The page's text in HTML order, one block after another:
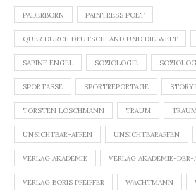
PADERBORN PAINTRESS POET
QUER DURCH DEUTSCHLAND UND DIE WELT
SABINE ENGEL SOZIOLOGIE
SPORTASSE SPORTREPORTAGE
TORSTEN LÖSCHMANN TRAUM
UNSICHTBAR-AFFEN UNSICHTBARAFFEN
VERLAG AKADEMIE VERLAG AKADEMIE-DER-
VERLAG BORIS PFEIFFER WACHTMANN